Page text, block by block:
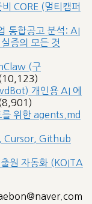
CORE (멀티캠퍼
통합공고 분석: AI
증의 모든 것
(구
개인용 AI 에
를 위한 agents.md
Cursor, Github
원 자동화 (KOITA